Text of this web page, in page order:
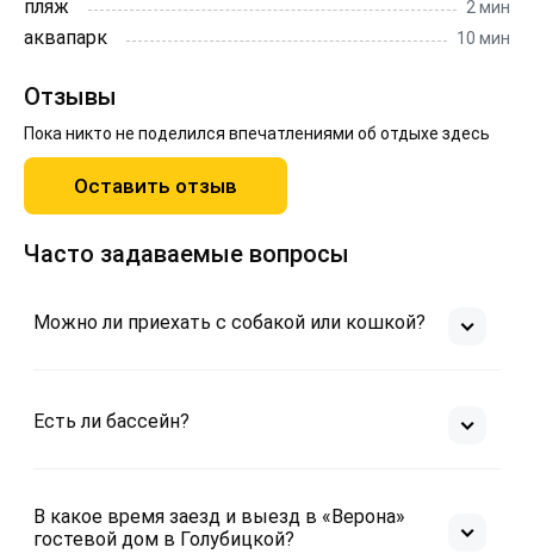
пляж 2 мин
аквапарк 10 мин
Отзывы
Пока никто не поделился впечатлениями об отдыхе здесь
Оставить отзыв
Часто задаваемые вопросы
Можно ли приехать с собакой или кошкой?
Есть ли бассейн?
В какое время заезд и выезд в «Верона»
гостевой дом в Голубицкой?